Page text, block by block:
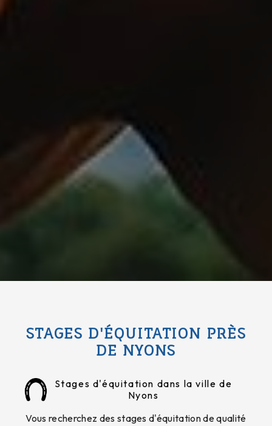
STAGES D'ÉQUITATION PRÈS
DE NYONS
Stages d'équitation dans la ville de
Nyons
Vous recherchez des stages d'équitation de qualité